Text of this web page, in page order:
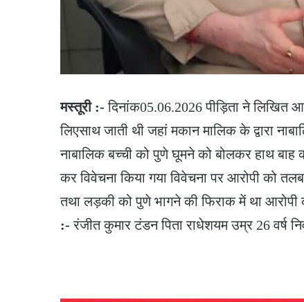
मस्तूरी :- दिनांक05.06.2026 पीड़िता ने लिखित
लिएसाथ जाती थी जहां मकान मालिक के द्वारा
नाबालिक बच्ची को पुणे घूमने को बोलकर हाथ बाह
कर विवेचना किया गया विवेचना पर आरोपी को
तथा लड़की को पुणे भागने की फिराक में था आरोपी
:- रंजीत कुमार टंडन पिता राधेशयम उम्र 26 वर्ष